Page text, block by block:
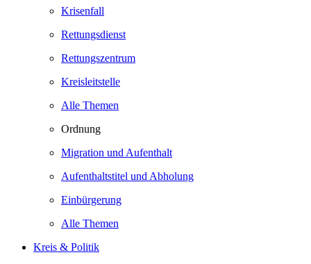
Krisenfall
Rettungsdienst
Rettungszentrum
Kreisleitstelle
Alle Themen
Ordnung
Migration und Aufenthalt
Aufenthaltstitel und Abholung
Einbürgerung
Alle Themen
Kreis & Politik